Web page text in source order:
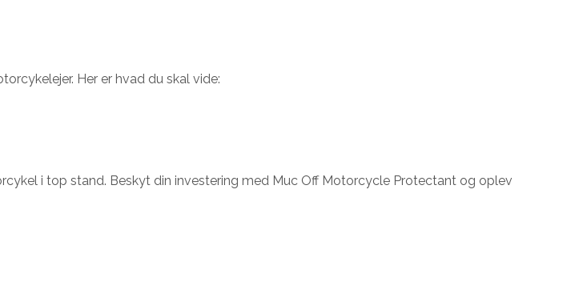
Her er hvad du skal vide:
i top stand. Beskyt din investering med Muc Off Motorcycle Protectant og oplev